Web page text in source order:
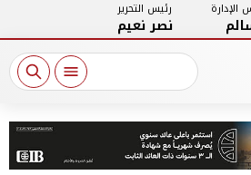
رئيس التحرير
نصر نعيم